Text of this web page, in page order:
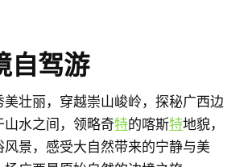
自驾游
美壮丽，穿越崇山峻岭，探秘广西边
山水之间，领略奇特的喀斯特地貌，
风景，感受大自然带来的宁静与美